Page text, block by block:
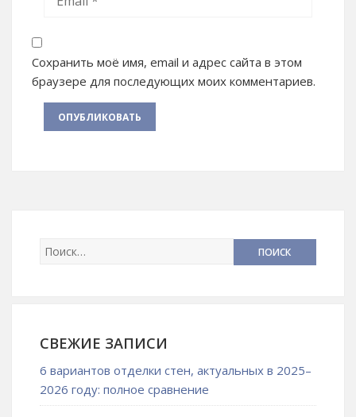
Сохранить моё имя, email и адрес сайта в этом
браузере для последующих моих комментариев.
СВЕЖИЕ ЗАПИСИ
6 вариантов отделки стен, актуальных в 2025–
2026 году: полное сравнение